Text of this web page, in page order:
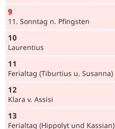
9
11. Sonntag n. Pfingsten
10
Laurentius
11
Ferialtag (Tiburtius u. Susanna)
12
Klara v. Assisi
13
Ferialtag (Hippolyt und Kassian)